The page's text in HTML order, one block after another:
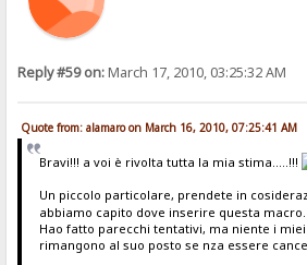
Reply #59 on:March 17, 2010, 03:25:32 AM
Quote from: alamaro on March 16, 2010, 07:25:41 AM
Bravi!!! a voi è rivolta tutta la mia stima.....!!!
Un piccolo particolare, prendete in
abbiamo capito dove inserire questa macro.
Hao fatto parecchi tentativi, ma niente i
rimangono al suo posto se nza essere